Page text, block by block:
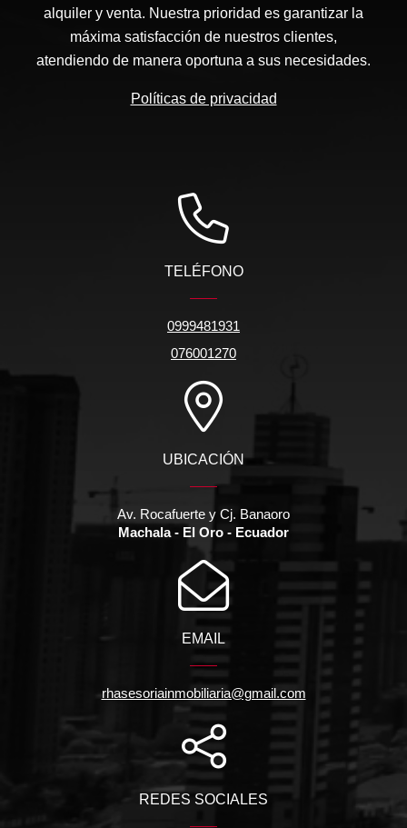
alquiler y venta. Nuestra prioridad es garantizar la
máxima satisfacción de nuestros clientes,
atendiendo de manera oportuna a sus necesidades.
Políticas de privacidad
TELÉFONO
0999481931
076001270
UBICACIÓN
Av. Rocafuerte y Cj. Banaoro
Machala - El Oro - Ecuador
EMAIL
rhasesoriainmobiliaria@gmail.com
REDES SOCIALES